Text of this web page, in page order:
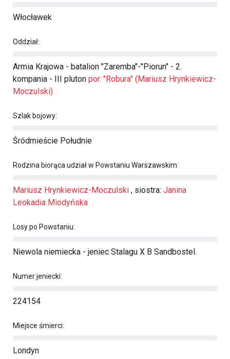
Włocławek
Oddział:
Armia Krajowa - batalion "Zaremba"-"Piorun" - 2.
kompania - III pluton por. "Robura" (Mariusz Hrynkiewicz-
Moczulski)
Szlak bojowy:
Śródmieście Południe
Rodzina biorąca udział w Powstaniu Warszawskim:
Mariusz Hrynkiewicz-Moczulski , siostra: Janina
Leokadia Miodyńska
Losy po Powstaniu:
Niewola niemiecka - jeniec Stalagu X B Sandbostel.
Numer jeniecki:
224154
Miejsce śmierci:
Londyn